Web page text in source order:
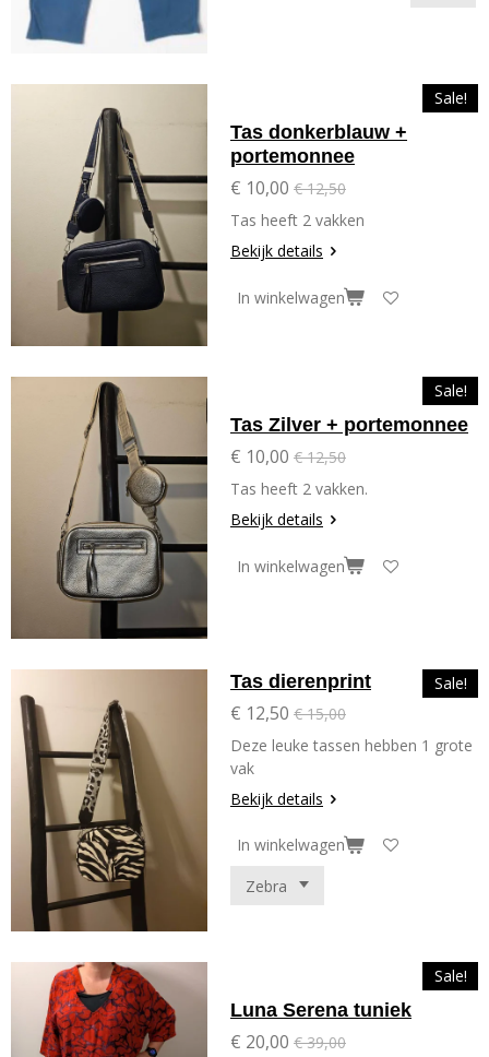
Sale!
Tas donkerblauw +
portemonnee
€ 10,00 € 12,50
Tas heeft 2 vakken
Bekijk details
In winkelwagen
Sale!
Tas Zilver + portemonnee
€ 10,00 € 12,50
Tas heeft 2 vakken.
Bekijk details
In winkelwagen
Sale!
Tas dierenprint
€ 12,50 € 15,00
Deze leuke tassen hebben 1 grote
vak
Bekijk details
In winkelwagen
Sale!
Luna Serena tuniek
€ 20,00 € 39,00